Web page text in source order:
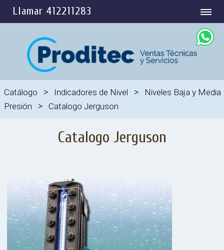
Llamar 412211283
Catálogo > Indicadores de Nivel >
Niveles Baja y Media
Presión
> Catalogo Jerguson
Catalogo Jerguson